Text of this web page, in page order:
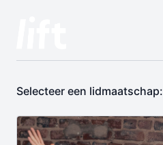
Selecteer een lidmaatschap: